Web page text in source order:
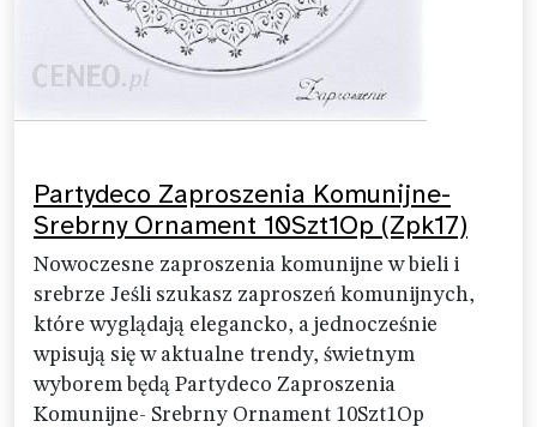
Partydeco Zaproszenia Komunijne-
Srebrny Ornament 10Szt1Op (Zpk17)
Nowoczesne zaproszenia komunijne w bieli i
srebrze Jeśli szukasz zaproszeń komunijnych,
które wyglądają elegancko, a jednocześnie
wpisują się w aktualne trendy, świetnym
wyborem będą Partydeco Zaproszenia
Komunijne- Srebrny Ornament 10Szt1Op